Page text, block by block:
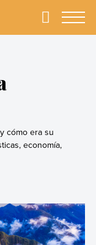
Primary
cómo era su
economía,